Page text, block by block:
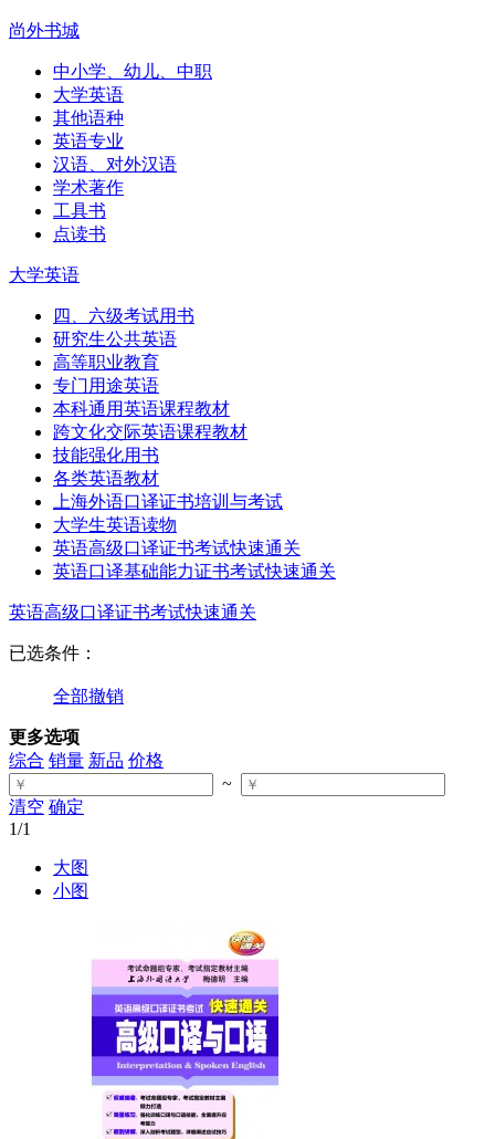
尚外书城
中小学、幼儿、中职
大学英语
其他语种
英语专业
汉语、对外汉语
学术著作
工具书
点读书
大学英语
四、六级考试用书
研究生公共英语
高等职业教育
专门用途英语
本科通用英语课程教材
跨文化交际英语课程教材
技能强化用书
各类英语教材
上海外语口译证书培训与考试
大学生英语读物
英语高级口译证书考试快速通关
英语口译基础能力证书考试快速通关
英语高级口译证书考试快速通关
已选条件：
全部撤销
更多选项
综合 销量 新品 价格
~
清空 确定
1/1
大图
小图